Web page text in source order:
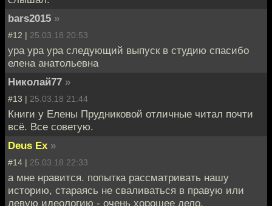
bars2015 »
#12 | 25.03.18 20:53
ура ура ура следующий выпуск в студию спасибо
елена анатольевна
Николай77 »
#13 | 25.03.18 21:44
Книги у Елены Прудниковой отличные читал почти
всё. Все советую.
Deus Ex »
#14 | 25.03.18 22:33
а мне нравится. попытка рассматривать нашу
историю, стараясь не сваливаться в правую или
левую идеологию - очень хорошее дело.